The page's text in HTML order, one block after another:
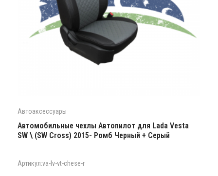
Автоаксессуары
Автомобильные чехлы Автопилот для Lada Vesta
SW \ (SW Cross) 2015- Ромб Черный + Серый
Артикул:va-lv-vt-chese-r